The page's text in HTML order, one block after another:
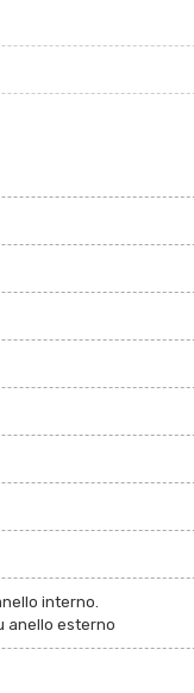
interno.
anello esterno